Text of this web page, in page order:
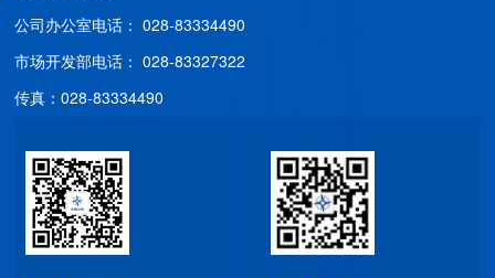
公司办公室电话： 028-83334490
市场开发部电话： 028-83327322
传真：028-83334490